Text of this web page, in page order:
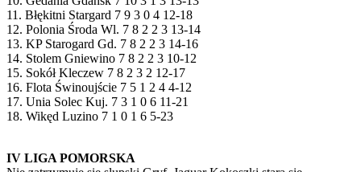
11. Błękitni Stargard 7 9 3 0 4 12-18
12. Polonia Środa Wl. 7 8 2 2 3 13-14
13. KP Starogard Gd. 7 8 2 2 3 14-16
14. Stolem Gniewino 7 8 2 2 3 10-12
15. Sokół Kleczew 7 8 2 3 2 12-17
16. Flota Świnoujście 7 5 1 2 4 4-12
17. Unia Solec Kuj. 7 3 1 0 6 11-21
18. Wikęd Luzino 7 1 0 1 6 5-23
IV LIGA POMORSKA